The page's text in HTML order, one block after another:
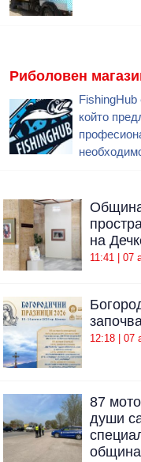
Риболовен
FishingHub
който
на
11:41 | 07
12:18 | 07
87
души